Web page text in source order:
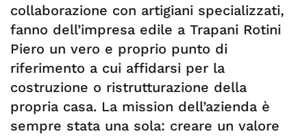
collaborazione con artigiani specializzati,
fanno dell’impresa edile a Trapani Rotini
Piero un vero e proprio punto di
riferimento a cui affidarsi per la
costruzione o ristrutturazione della
propria casa. La mission dell’azienda è
sempre stata una sola: creare un valore